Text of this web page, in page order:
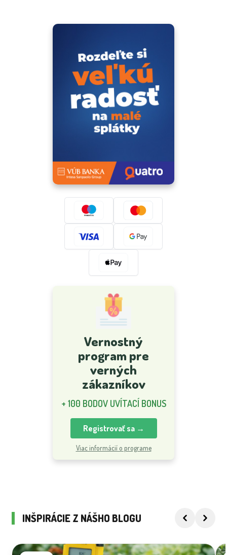
Vernostný
program pre
verných
zákazníkov
+ 100 BODOV UVÍTACÍ BONUS
Registrovať sa →
Viac informácií o programe
INŠPIRÁCIE Z NÁŠHO BLOGU